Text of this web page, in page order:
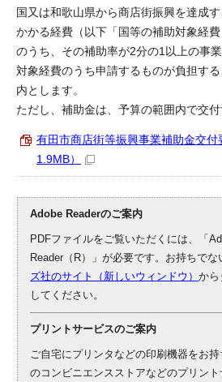
国又は和歌山県から商店街振興を達成
かかる経費（以下「国等の補助対象経
のうち、その補助率が2分の1以上の事
対象経費のうち申請するものが負担す
内とします。
ただし、補助金は、予算の範囲内で交付
有田市商店街等振興事業補助金交
1.9MB）
Adobe Readerのご案内
PDFファイルをご覧いただくには、「
Reader（R）」が必要です。お持ちでな
ズ社のサイト（新しいウィンドウ）から
してください。
プリントサービスのご案内
ご自宅にプリンタなどの印刷機器をお
のコンビニエンスストアなどのプリン